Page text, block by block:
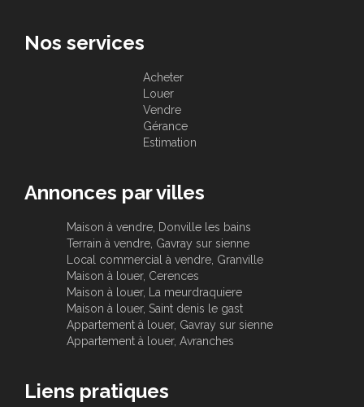
Nos services
Acheter
Louer
Vendre
Gérance
Estimation
Annonces par villes
Maison à vendre, Donville les bains
Terrain à vendre, Gavray sur sienne
Local commercial à vendre, Granville
Maison à louer, Cerences
Maison à louer, La meurdraquiere
Maison à louer, Saint denis le gast
Appartement à louer, Gavray sur sienne
Appartement à louer, Avranches
Liens pratiques